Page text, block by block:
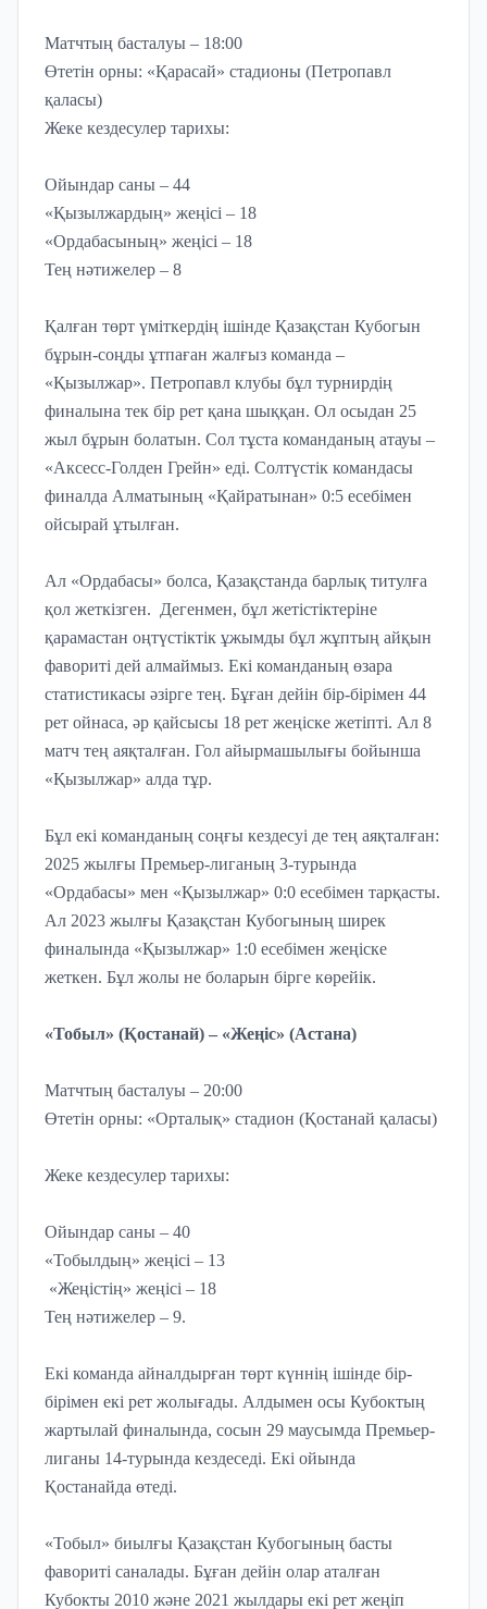
Матчтың басталуы – 18:00
Өтетін орны: «Қарасай» стадионы (Петропавл
қаласы)
Жеке кездесулер тарихы:
Ойындар саны – 44
«Қызылжардың» жеңісі – 18
«Ордабасының» жеңісі – 18
Тең нәтижелер – 8
Қалған төрт үміткердің ішінде Қазақстан Кубогын
бұрын-соңды ұтпаған жалғыз команда –
«Қызылжар». Петропавл клубы бұл турнирдің
финалына тек бір рет қана шыққан. Ол осыдан 25
жыл бұрын болатын. Сол тұста команданың атауы –
«Аксесс-Голден Грейн» еді. Солтүстік командасы
финалда Алматының «Қайратынан» 0:5 есебімен
ойсырай ұтылған.
Ал «Ордабасы» болса, Қазақстанда барлық титулға
қол жеткізген. Дегенмен, бұл жетістіктеріне
қарамастан оңтүстіктік ұжымды бұл жұптың айқын
фавориті дей алмаймыз. Екі команданың өзара
статистикасы әзірге тең. Бұған дейін бір-бірімен 44
рет ойнаса, әр қайсысы 18 рет жеңіске жетіпті. Ал 8
матч тең аяқталған. Гол айырмашылығы бойынша
«Қызылжар» алда тұр.
Бұл екі команданың соңғы кездесуі де тең аяқталған:
2025 жылғы Премьер-лиганың 3-турында
«Ордабасы» мен «Қызылжар» 0:0 есебімен тарқасты.
Ал 2023 жылғы Қазақстан Кубогының ширек
финалында «Қызылжар» 1:0 есебімен жеңіске
жеткен. Бұл жолы не боларын бірге көрейік.
«Тобыл» (Қостанай) – «Жеңіс» (Астана)
Матчтың басталуы – 20:00
Өтетін орны: «Орталық» стадион (Қостанай қаласы)
Жеке кездесулер тарихы:
Ойындар саны – 40
«Тобылдың» жеңісі – 13
«Жеңістің» жеңісі – 18
Тең нәтижелер – 9.
Екі команда айналдырған төрт күннің ішінде бір-
бірімен екі рет жолығады. Алдымен осы Кубоктың
жартылай финалында, сосын 29 маусымда Премьер-
лиганы 14-турында кездеседі. Екі ойында
Қостанайда өтеді.
«Тобыл» биылғы Қазақстан Кубогының басты
фавориті саналады. Бұған дейін олар аталған
Кубокты 2010 және 2021 жылдары екі рет жеңіп